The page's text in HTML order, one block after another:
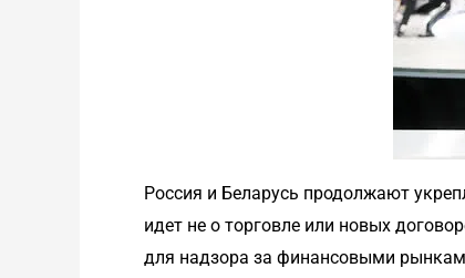
Россия и Беларусь продолжают
идет не о торговле или новых
для надзора за финансовыми